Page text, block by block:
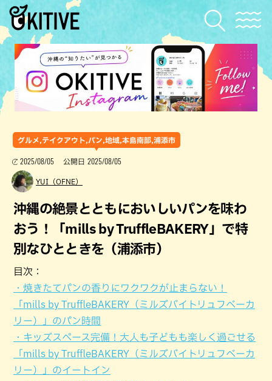
グルメ,テイクアウト,パン,地域,本島南部,浦添市
2025/08/05 公開日 2025/08/05
YUI（OFNE）
沖縄の絶景とともにおいしいパンを味わ
おう！「mills by TruffleBAKERY」で特
別なひとときを（浦添市）
目次：
・焼きたてパンの香りにワクワクが止まらない！
「mills by TruffleBAKERY（ミルズバイトリュフベーカ
リー）」のパン時間
・キッズスペース完備！大人も子どもも楽しく過ごせる
「mills by TruffleBAKERY（ミルズバイトリュフベーカ
リー）」のイートイン